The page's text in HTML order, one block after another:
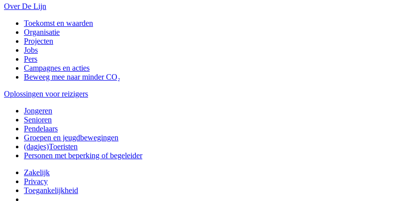
Over De Lijn
Toekomst en waarden
Organisatie
Projecten
Jobs
Pers
Campagnes en acties
Beweeg mee naar minder CO₂
Oplossingen voor reizigers
Jongeren
Senioren
Pendelaars
Groepen en jeugdbewegingen
(dagjes)Toeristen
Personen met beperking of begeleider
Zakelijk
Privacy
Toegankelijkheid